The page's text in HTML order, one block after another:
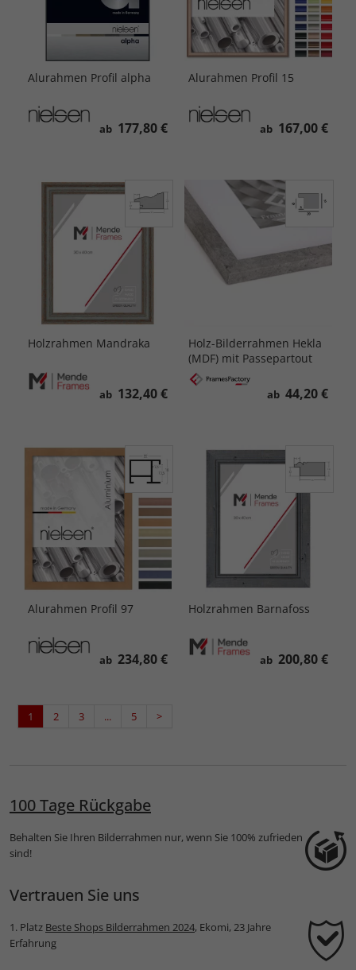
Alurahmen Profil alpha
ab 177,80 €
Alurahmen Profil 15
ab 167,00 €
Holzrahmen Mandraka
ab 132,40 €
Holz-Bilderrahmen Hekla
(MDF) mit Passepartout
ab 44,20 €
Alurahmen Profil 97
ab 234,80 €
Holzrahmen Barnafoss
ab 200,80 €
1 2 3 ... 5 >
100 Tage Rückgabe
Behalten Sie Ihren Bilderrahmen nur, wenn Sie 100% zufrieden
sind!
Vertrauen Sie uns
1. Platz Beste Shops Bilderrahmen 2024, Ekomi, 23 Jahre
Erfahrung